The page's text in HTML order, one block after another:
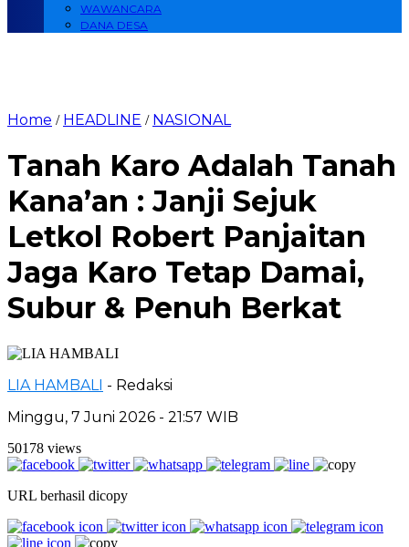
WAWANCARA
DANA DESA
Home / HEADLINE / NASIONAL
Tanah Karo Adalah Tanah
Kana’an : Janji Sejuk
Letkol Robert Panjaitan
Jaga Karo Tetap Damai,
Subur & Penuh Berkat
LIA HAMBALI - Redaksi
Minggu, 7 Juni 2026 - 21:57 WIB
50178 views
URL berhasil dicopy